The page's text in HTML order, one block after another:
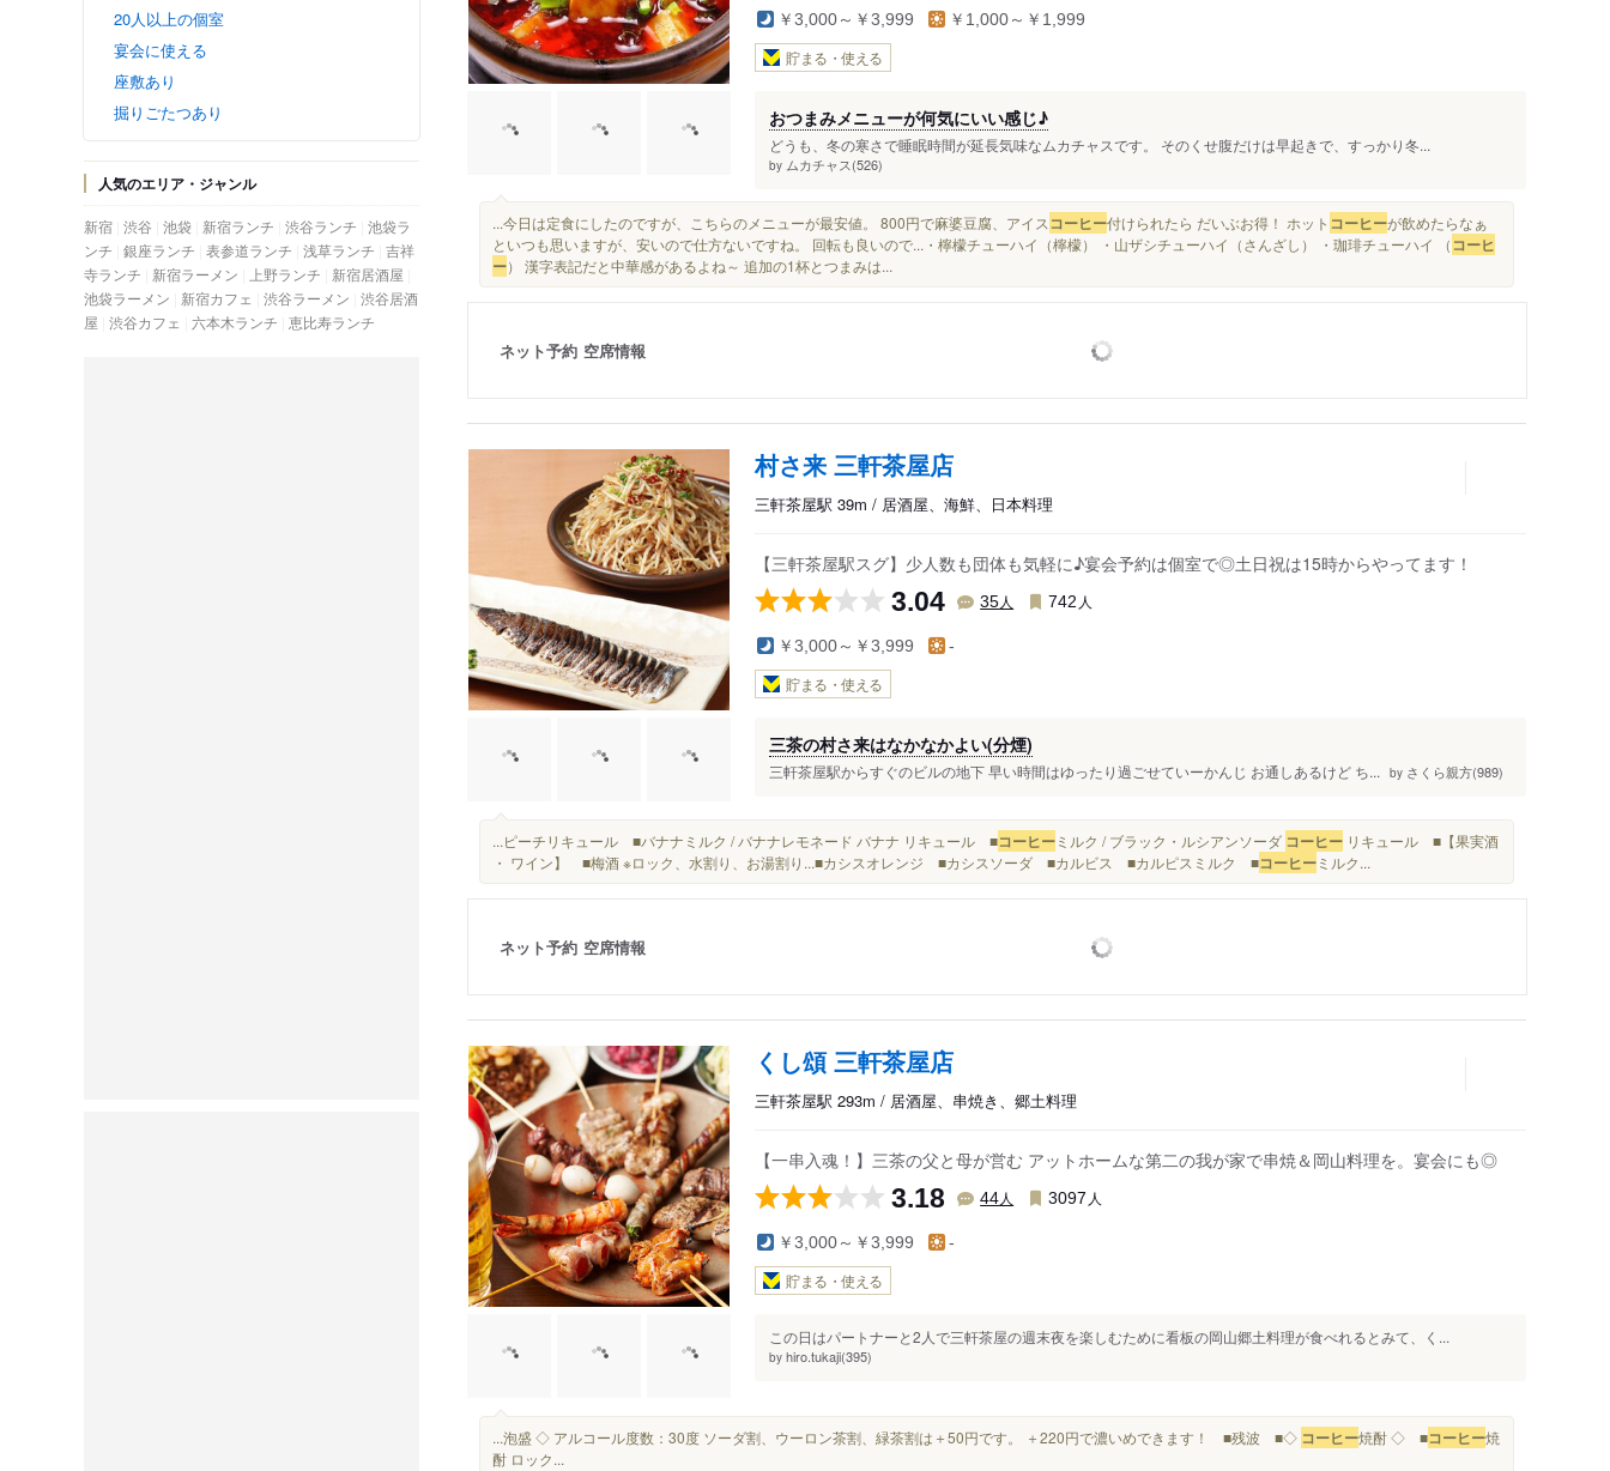
20人以上の個室
宴会に使える
座敷あり
掘りごたつあり
人気のエリア・ジャンル
新宿 渋谷 池袋 新宿ランチ 渋谷ランチ 池袋ラ
ンチ 銀座ランチ 表参道ランチ 浅草ランチ 吉祥
寺ランチ
新宿ラーメン 上野ランチ
新宿居酒屋
池袋ラーメン
新宿カフェ 渋谷ラーメン 渋谷居酒
屋 渋谷カフェ 六本木ランチ 恵比寿ランチ
￥3,000～￥3,999 ￥1,000～￥1,999
貯まる・使える
おつまみメニューが何気にいい感じ♪
どうも、冬の寒さで睡眠時間が延長気味なムカチャスです。 そのくせ腹だけは早起きで、すっかり冬...
by ムカチャス(526)
...今日は定食にしたのですが、こちらのメニューが最安値。 800円で麻婆豆腐、アイス コーヒー付けられたら だいぶお得！ ホット コーヒーが飲めたらなぁ
といつも思いますが、安いので仕方ないですね。 回転も良いので...・檸檬チューハイ（檸檬） ・山ザシチューハイ（さんざし） ・珈琲チューハイ （ コーヒ
ー） 漢字表記だと中華感があるよね～ 追加の1杯とつまみは...
ネット予約 空席情報
村さ来 三軒茶屋店
三軒茶屋駅 39m / 居酒屋、海鮮、日本料理
【三軒茶屋駅スグ】少人数も団体も気軽に♪宴会予約は個室で◎土日祝は15時からやってます！
3.04 35人 742 人
￥3,000～￥3,999 -
貯まる・使える
三茶の村さ来はなかなかよい(分煙)
三軒茶屋駅からすぐのビルの地下 早い時間はゆったり過ごせていーかんじ お通しあるけど ち... by さくら親方(989)
...ピーチリキュール ■バナナミルク / バナナレモネード バナナ リキュール ■コーヒーミルク / ブラック・ルシアンソーダ コーヒー リキュール ■【果実酒
・ ワイン】 ■梅酒 ※ロック、水割り、お湯割り...■カシスオレンジ ■カシスソーダ ■カルビス ■カルピスミルク ■コーヒーミルク...
ネット予約 空席情報
くし頌 三軒茶屋店
三軒茶屋駅 293m / 居酒屋、串焼き、郷土料理
【一串入魂！】三茶の父と母が営む アットホームな第二の我が家で串焼＆岡山料理を。宴会にも◎
3.18 44人 3097 人
￥3,000～￥3,999 -
貯まる・使える
この日はパートナーと2人で三軒茶屋の週末夜を楽しむために看板の岡山郷土料理が食べれるとみて、く...
by hiro.tukaji(395)
...泡盛 ◇ アルコール度数：30度 ソーダ割、ウーロン茶割、緑茶割は＋50円です。 ＋220円で濃いめできます！ ■残波 ■◇ コーヒー焼酎 ◇ ■コーヒー焼
酎 ロック...